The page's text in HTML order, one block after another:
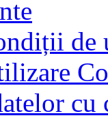
de
cu